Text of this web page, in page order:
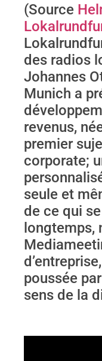
(Source
des radios
Johannes
Munich a
revenus,
premier
corporate;
seule et
de ce qui
longtemps,
poussée
sens de la